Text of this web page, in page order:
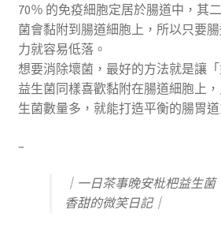
70％ 的免疫細胞定居於腸道中，其
菌會黏附到腸道細胞上，所以只要
力就容易低落。
想要消除壞菌，最好的方法就是讓
益生菌同樣喜歡黏附在腸道細胞上
生菌數量多，就能打造平衡的腸胃道
–
｜一日茶事晚安枇杷益生菌
香甜的微笑日記｜